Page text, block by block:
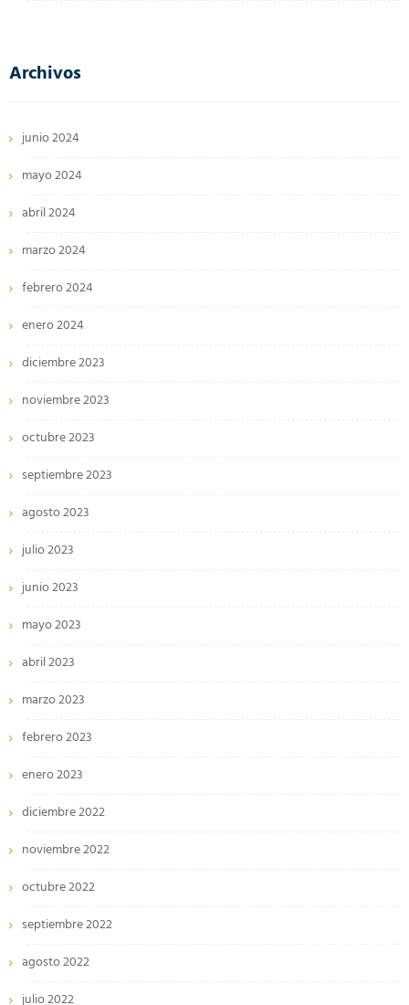
Archivos
junio 2024
mayo 2024
abril 2024
marzo 2024
febrero 2024
enero 2024
diciembre 2023
noviembre 2023
octubre 2023
septiembre 2023
agosto 2023
julio 2023
junio 2023
mayo 2023
abril 2023
marzo 2023
febrero 2023
enero 2023
diciembre 2022
noviembre 2022
octubre 2022
septiembre 2022
agosto 2022
julio 2022